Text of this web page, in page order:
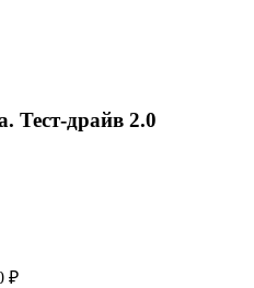
Тест-драйв 2.0
₽